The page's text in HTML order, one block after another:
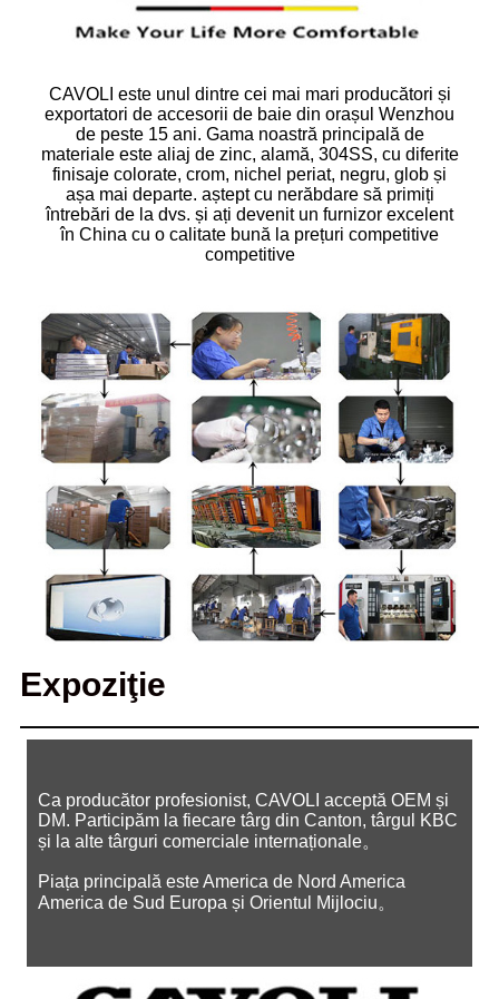
CAVOLI este unul dintre cei mai mari producători și
exportatori de accesorii de baie din orașul Wenzhou
de peste 15 ani. Gama noastră principală de
materiale este aliaj de zinc, alamă, 304SS, cu diferite
finisaje colorate, crom, nichel periat, negru, glob și
așa mai departe. aștept cu nerăbdare să primiți
întrebări de la dvs. și ați devenit un furnizor excelent
în China cu o calitate bună la prețuri competitive
competitive
Expoziţie
Ca producător profesionist, CAVOLI acceptă OEM și
DM. Participăm la fiecare târg din Canton, târgul KBC
și la alte târguri comerciale internaționale。
Piața principală este America de Nord America
America de Sud Europa și Orientul Mijlociu。